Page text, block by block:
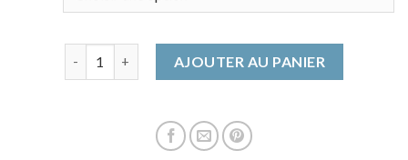
AJOUTER AU PANIER